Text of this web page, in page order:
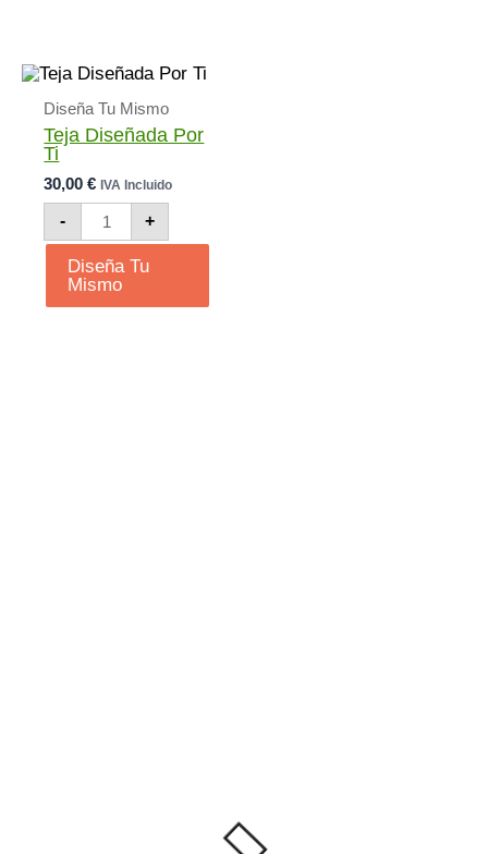
Diseña Tu Mismo
Teja Diseñada Por
Ti
30,00€ IVA Incluido
-
Teja
Diseñada
Por
Ti
Cantidad
+
Diseña Tu
Mismo